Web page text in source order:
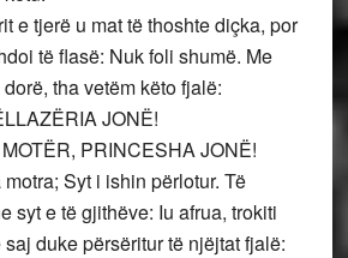
e tjerë u mat të thoshte diçka, por
të flasë: Nuk foli shumë. Me
tha vetëm këto fjalë:
JONË!
PRINCESHA JONË!
Syt i ishin përlotur. Të
syt e të gjithëve: Iu afrua, trokiti
duke përsëritur të njëjtat fjalë: